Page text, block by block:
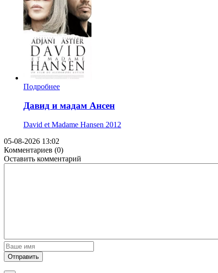
Подробнее
Давид и мадам Ансен
David et Madame Hansen 2012
05-08-2026 13:02
Комментариев (0)
Оставить комментарий
Отправить